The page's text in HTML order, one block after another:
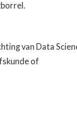
van Data
of